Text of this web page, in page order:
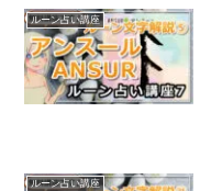
ルーン占い講座
ルーン占い講座